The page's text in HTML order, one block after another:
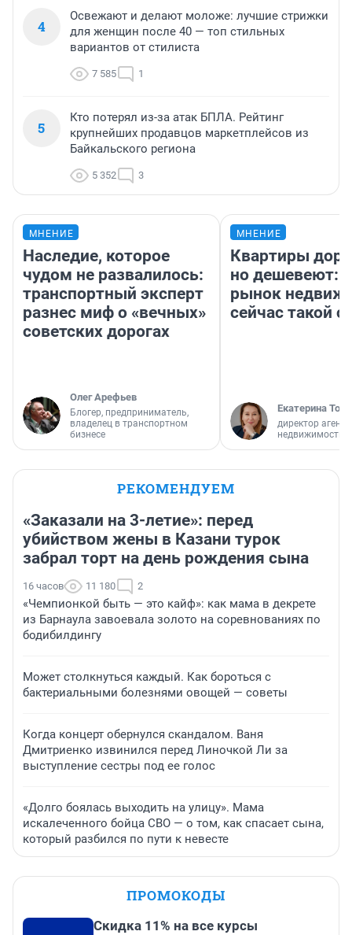
4
Освежают и делают моложе: лучшие стрижки
для женщин после 40 — топ стильных
вариантов от стилиста
7 585 1
5
Кто потерял из-за атак БПЛА. Рейтинг
крупнейших продавцов маркетплейсов из
Байкальского региона
5 352 3
МНЕНИЕ
Наследие, которое
чудом не развалилось:
транспортный эксперт
разнес миф о «вечных»
советских дорогах
Олег Арефьев
Блогер, предприниматель,
владелец в транспортном
бизнесе
МНЕНИЕ
Квартиры
но дешевеют:
рынок
сейчас такой
Екатерина
директор
недвижимости
РЕКОМЕНДУЕМ
«Заказали на 3-летие»: перед
убийством жены в Казани турок
забрал торт на день рождения сына
16 часов 11 180 2
«Чемпионкой быть — это кайф»: как мама в декрете
из Барнаула завоевала золото на соревнованиях по
бодибилдингу
Может столкнуться каждый. Как бороться с
бактериальными болезнями овощей — советы
Когда концерт обернулся скандалом. Ваня
Дмитриенко извинился перед Линочкой Ли за
выступление сестры под ее голос
«Долго боялась выходить на улицу». Мама
искалеченного бойца СВО — о том, как спасает сына,
который разбился по пути к невесте
ПРОМОКОДЫ
Скидка 11% на все курсы